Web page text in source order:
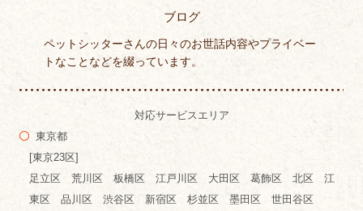
ブログ
ペットシッターさんの日々のお世話内容やプライベー
トなことなどを綴っています。
対応サービスエリア
東京都
[東京23区]
足立区 荒川区 板橋区 江戸川区 大田区 葛飾区 北区 江
東区 品川区 渋谷区 新宿区 杉並区 墨田区 世田谷区